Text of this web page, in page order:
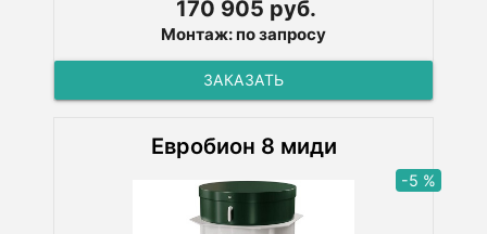
170 905 руб.
Монтаж: по запросу
ЗАКАЗАТЬ
Евробион 8 миди
-5 %